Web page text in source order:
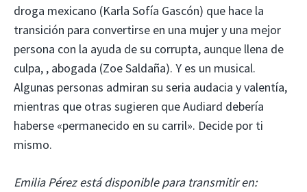
droga mexicano (Karla Sofía Gascón) que hace la
transición para convertirse en una mujer y una mejor
persona con la ayuda de su corrupta, aunque llena de
culpa, , abogada (Zoe Saldaña). Y es un musical.
Algunas personas admiran su seria audacia y valentía,
mientras que otras sugieren que Audiard debería
haberse «permanecido en su carril». Decide por ti
mismo.
Emilia Pérez está disponible para transmitir en: